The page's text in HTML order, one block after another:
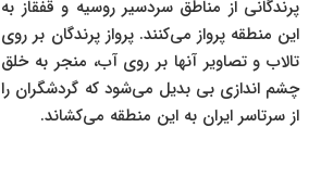
پرندگانی از مناطق سردسیر روسیه و قفقاز به
این منطقه پرواز می‌کنند. پرواز پرندگان بر روی
تالاب و تصاویر آنها بر روی آب، منجر به خلق
چشم اندازی بی بدیل می‌شود که گردشگران را
از سرتاسر ایران به این منطقه می‌کشاند.